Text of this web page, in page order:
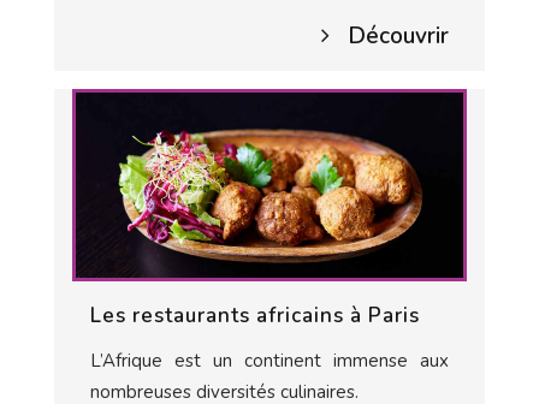
Découvrir
Les restaurants africains à Paris
L’Afrique est un continent immense aux
nombreuses diversités culinaires.